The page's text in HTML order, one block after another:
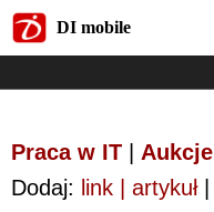
DI mobile
Praca w IT Aukcje
Dodaj: link | artykuł|
DI mobile